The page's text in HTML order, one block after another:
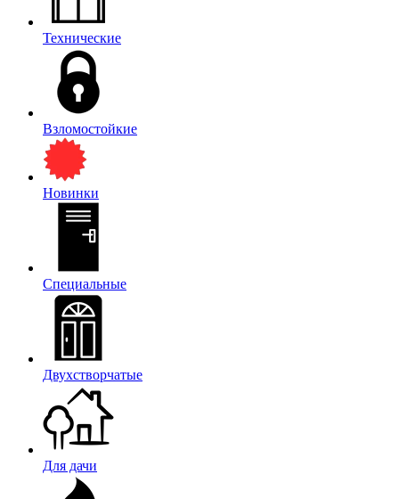
Технические
Взломостойкие
Новинки
Специальные
Двухстворчатые
Для дачи